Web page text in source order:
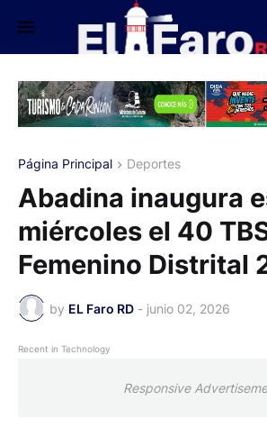
Página Principal Deportes
Abadina inaugura
miércoles el 40
Femenino Distrital
by EL Faro RD - junio 02, 2026
Recent in Technology
Responsive